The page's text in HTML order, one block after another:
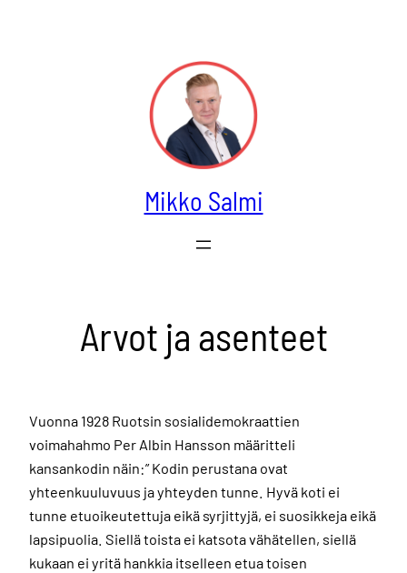
Mikko Salmi
Arvot ja asenteet
Vuonna 1928 Ruotsin sosialidemokraattien
voimahahmo Per Albin Hansson määritteli
kansankodin näin:” Kodin perustana ovat
yhteenkuuluvuus ja yhteyden tunne. Hyvä koti ei
tunne etuoikeutettuja eikä syrjittyjä, ei suosikkeja eikä
lapsipuolia. Siellä toista ei katsota vähätellen, siellä
kukaan ei yritä hankkia itselleen etua toisen